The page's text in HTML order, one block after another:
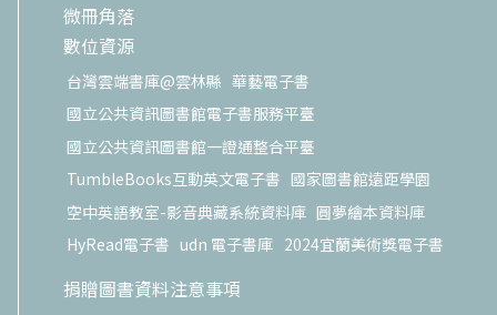
微冊角落
數位資源
台灣雲端書庫@雲林縣 華藝電子書
國立公共資訊圖書館電子書服務平臺
國立公共資訊圖書館一證通整合平臺
TumbleBooks互動英文電子書 國家圖書館遠距學園
空中英語教室-影音典藏系統資料庫 圓夢繪本資料庫
HyRead電子書 udn 電子書庫 2024宜蘭美術獎電子書
捐贈圖書資料注意事項